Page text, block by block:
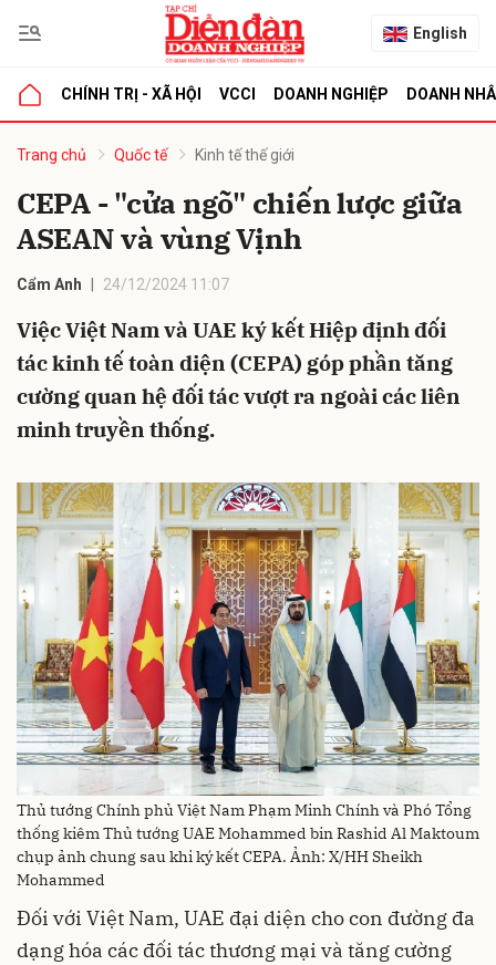
English
CHÍNH TRỊ - XÃ HỘI VCCI DOANH NGHIỆP DOANH
Trang chủ Quốc tế Kinh tế thế giới
CEPA - "cửa ngõ" chiến lược giữa
ASEAN và vùng Vịnh
Cẩm Anh 24/12/2024 11:07
Việc Việt Nam và UAE ký kết Hiệp định đối
tác kinh tế toàn diện (CEPA) góp phần tăng
cường quan hệ đối tác vượt ra ngoài các liên
minh truyền thống.
Thủ tướng Chính phủ Việt Nam Phạm Minh Chính và Phó Tổng
thống kiêm Thủ tướng UAE Mohammed bin Rashid Al Maktoum
chụp ảnh chung sau khi ký kết CEPA. Ảnh: X/HH Sheikh
Mohammed
Đối với Việt Nam, UAE đại diện cho con đường đa
dạng hóa các đối tác thương mại và tăng cường
luận
Hủy